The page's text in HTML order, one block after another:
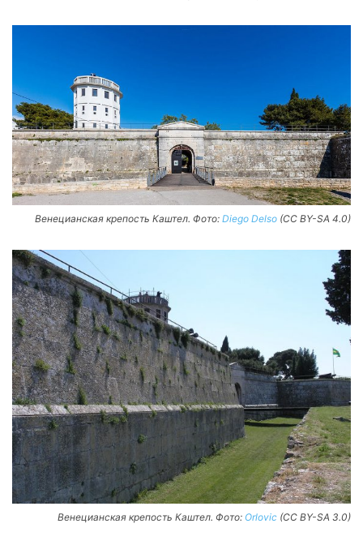
Венецианская крепость Каштел. Фото: Diego Delso (CC BY-SA 4.0)
Венецианская крепость Каштел. Фото: Orlovic (CC BY-SA 3.0)